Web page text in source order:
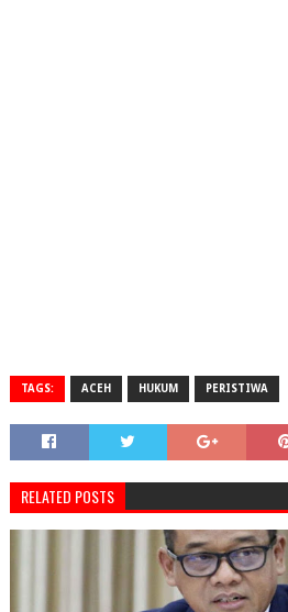
TAGS: ACEH HUKUM PERISTIWA
RELATED POSTS